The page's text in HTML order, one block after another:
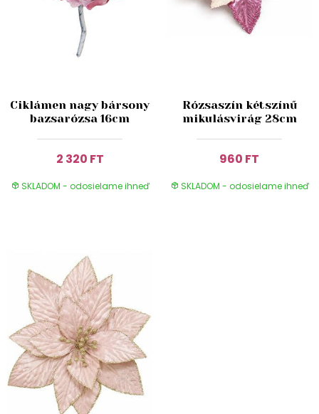
Ciklámen nagy bársony
bazsarózsa 16cm
2 320 FT
SKLADOM - odosielame ihneď
Rózsaszín kétszínű
mikulásvirág 28cm
960 FT
SKLADOM - odosielame ihneď